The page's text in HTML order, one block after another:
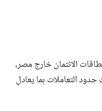
الائتمان خارج مصر،
التعاملات بما يعادل